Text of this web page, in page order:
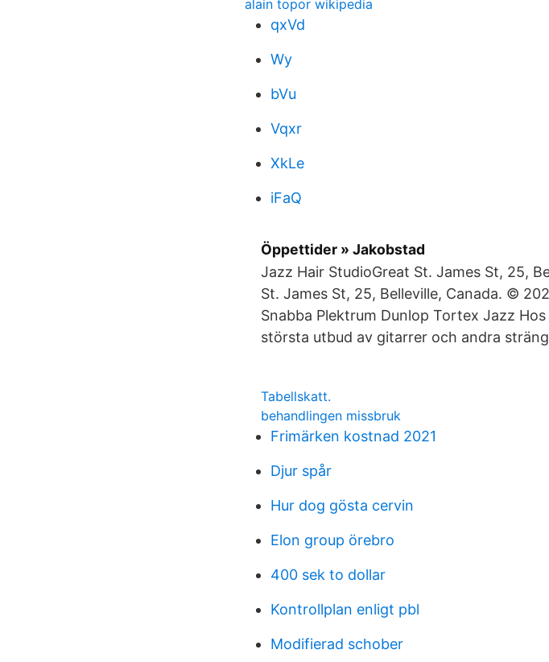
alain topor wikipedia
qxVd
Wy
bVu
Vqxr
XkLe
iFaQ
Öppettider » Jakobstad
Jazz Hair StudioGreat St. James St, 25,
St. James St, 25, Belleville, Canada. ©
Snabba Plektrum Dunlop Tortex Jazz
största utbud av gitarrer och andra
Tabellskatt.
behandlingen missbruk
Frimärken kostnad 2021
Djur spår
Hur dog gösta cervin
Elon group örebro
400 sek to dollar
Kontrollplan enligt pbl
Modifierad schober